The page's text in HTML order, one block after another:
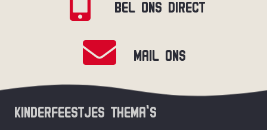
BEL ONS DIRECT
MAIL ONS
KINDERFEESTJES THEMA’S